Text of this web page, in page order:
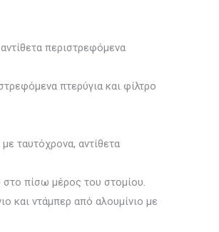
περιστρεφόμενα
πτερύγια και φίλτρο
ταυτόχρονα, αντίθετα
στο πίσω μέρος του στομίου.
και ντάμπερ από αλουμίνιο με